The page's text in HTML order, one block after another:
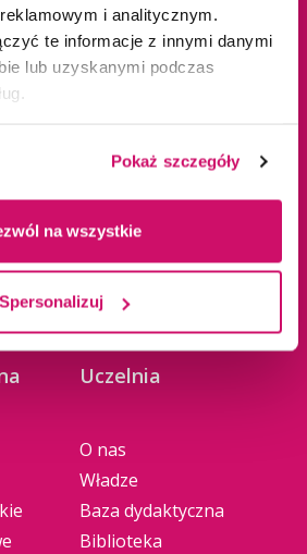
i analitycznym.
te informacje z innymi danymi
lub uzyskanymi podczas
Pokaż szczegóły
na wszystkie
Spersonalizuj
Dąbrowa Górnicza
Gliwice
Warszawa
Zawiercie
Żywiec
Uczelnia
O nas
Władze
Baza dydaktyczna
Biblioteka